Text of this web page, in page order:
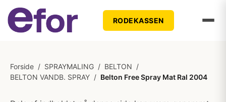
RODEKASSEN
Forside / SPRAYMALING / BELTON /
BELTON VANDB. SPRAY / Belton Free Spray Mat Ral 2004